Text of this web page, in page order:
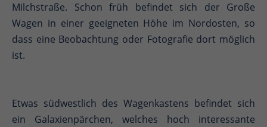
Milchstraße. Schon früh befindet sich der Große
Wagen in einer geeigneten Höhe im Nordosten, so
dass eine Beobachtung oder Fotografie dort möglich
ist.
Etwas südwestlich des Wagenkastens befindet sich
ein Galaxienpärchen, welches hoch interessante